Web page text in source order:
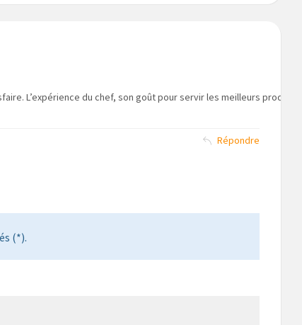
L’expérience du chef, son goût pour servir les meilleurs
Répondre
(*).